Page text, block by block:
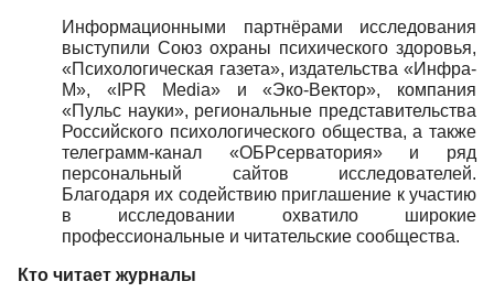
Информационными партнёрами исследования
выступили Союз охраны психического здоровья,
«Психологическая газета», издательства «Инфра-
М», «IPR Media» и «Эко-Вектор», компания
«Пульс науки», региональные представительства
Российского психологического общества, а также
телеграмм-канал «ОБРсерватория» и ряд
персональный сайтов исследователей.
Благодаря их содействию приглашение к участию
в исследовании охватило широкие
профессиональные и читательские сообщества.
Кто читает журналы